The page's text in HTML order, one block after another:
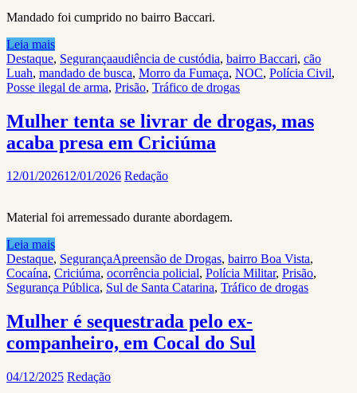
Mandado foi cumprido no bairro Baccari.
Leia mais
Destaque, Segurançaaudiência de custódia, bairro Baccari, cão
Luah, mandado de busca, Morro da Fumaça, NOC, Polícia Civil,
Posse ilegal de arma, Prisão, Tráfico de drogas
Mulher tenta se livrar de drogas, mas
acaba presa em Criciúma
12/01/202612/01/2026 Redação
Material foi arremessado durante abordagem.
Leia mais
Destaque, SegurançaApreensão de Drogas, bairro Boa Vista,
Cocaína, Criciúma, ocorrência policial, Polícia Militar, Prisão,
Segurança Pública, Sul de Santa Catarina, Tráfico de drogas
Mulher é sequestrada pelo ex-
companheiro, em Cocal do Sul
04/12/2025 Redação